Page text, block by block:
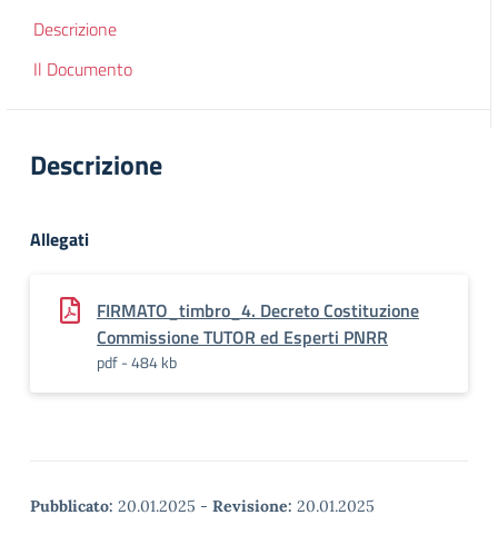
Descrizione
Il Documento
Descrizione
Allegati
FIRMATO_timbro_4. Decreto Costituzione
Commissione TUTOR ed Esperti PNRR
pdf - 484 kb
Pubblicato: 20.01.2025 - Revisione: 20.01.2025